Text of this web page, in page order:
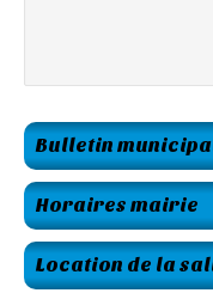
Bulletin
Horaires mairie
Location de la